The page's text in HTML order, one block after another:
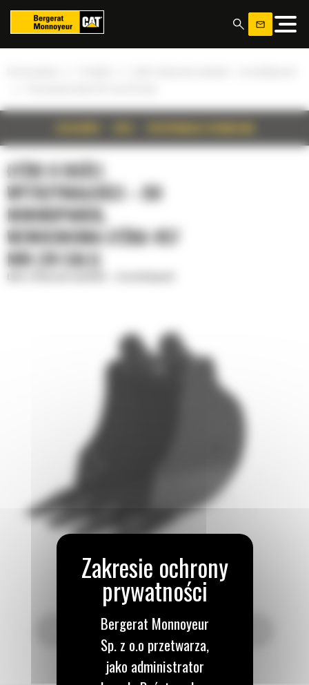
ŁYŻKI O DUŻEJ
WYTRZYMAŁOŚCI – DO
MINIKOPAREK,
WZMOCNIONA ŁYŻKA 457
MM (18 CALI)
Panel zarządzania plikami cookies
Bergerat Monnoyeur
Sp. z o.o przetwarza,
jako administrator